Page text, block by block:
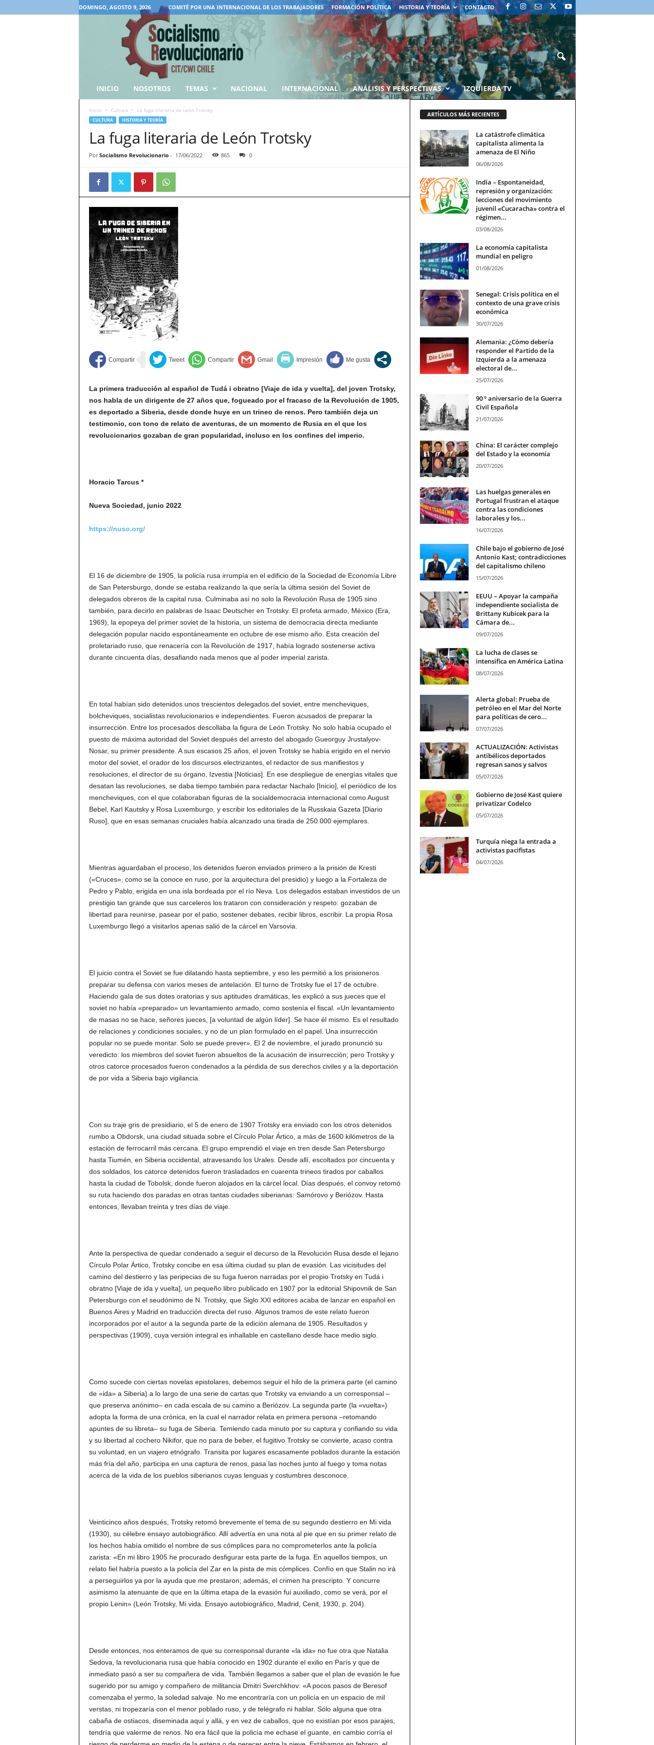
DOMINGO, AGOSTO 9, 2026 COMITÉ POR UNA INTERNACIONAL DE LOS TRABAJADORES FORMACIÓN POLÍTICA HISTORIA Y TEORÍA CONTACTO
INICIO NOSOTROS TEMAS NACIONAL INTERNACIONAL ANÁLISIS Y PERSPECTIVAS IZQUIERDA TV
Inicio Cultura La fuga literaria de León Trotsky
CULTURA HISTORIA Y TEORÍA
La fuga literaria de León Trotsky
Por Socialismo Revolucionario- 17/06/2022 865 0
La primera traducción al español de Tudá i obratno [Viaje de ida y vuelta], del joven Trotsky,
nos habla de un dirigente de 27 años que, fogueado por el fracaso de la Revolución de 1905,
es deportado a Siberia, desde donde huye en un trineo de renos. Pero también deja un
testimonio, con tono de relato de aventuras, de un momento de Rusia en el que los
revolucionarios gozaban de gran popularidad, incluso en los confines del imperio.
Horacio Tarcus *
Nueva Sociedad, junio 2022
https://nuso.org/
El 16 de diciembre de 1905, la policía rusa irrumpía en el edificio de la Sociedad de Economía Libre
de San Petersburgo, donde se estaba realizando la que sería la última sesión del Soviet de
delegados obreros de la capital rusa. Culminaba así no solo la Revolución Rusa de 1905 sino
también, para decirlo en palabras de Isaac Deutscher en Trotsky. El profeta armado, México (Era,
1969), la epopeya del primer soviet de la historia, un sistema de democracia directa mediante
delegación popular nacido espontáneamente en octubre de ese mismo año. Esta creación del
proletariado ruso, que renacería con la Revolución de 1917, había logrado sostenerse activa
durante cincuenta días, desafiando nada menos que al poder imperial zarista.
En total habían sido detenidos unos trescientos delegados del soviet, entre mencheviques,
bolcheviques, socialistas revolucionarios e independientes. Fueron acusados de preparar la
insurrección. Entre los procesados descollaba la figura de León Trotsky. No solo había ocupado el
puesto de máxima autoridad del Soviet después del arresto del abogado Gueorguy Jrustalyov-
Nosar, su primer presidente. A sus escasos 25 años, el joven Trotsky se había erigido en el nervio
motor del soviet, el orador de los discursos electrizantes, el redactor de sus manifiestos y
resoluciones, el director de su órgano, Izvestia [Noticias]. En ese despliegue de energías vitales que
desatan las revoluciones, se daba tiempo también para redactar Nachalo [Inicio], el periódico de los
mencheviques, con el que colaboraban figuras de la socialdemocracia internacional como August
Bebel, Karl Kautsky y Rosa Luxemburgo, y escribir los editoriales de la Russkaia Gazeta [Diario
Ruso], que en esas semanas cruciales había alcanzado una tirada de 250.000 ejemplares.
Mientras aguardaban el proceso, los detenidos fueron enviados primero a la prisión de Kresti
(«Cruces», como se la conoce en ruso, por la arquitectura del presidio) y luego a la Fortaleza de
Pedro y Pablo, erigida en una isla bordeada por el río Neva. Los delegados estaban investidos de un
prestigio tan grande que sus carceleros los trataron con consideración y respeto: gozaban de
libertad para reunirse, pasear por el patio, sostener debates, recibir libros, escribir. La propia Rosa
Luxemburgo llegó a visitarlos apenas salió de la cárcel en Varsovia.
El juicio contra el Soviet se fue dilatando hasta septiembre, y eso les permitió a los prisioneros
preparar su defensa con varios meses de antelación. El turno de Trotsky fue el 17 de octubre.
Haciendo gala de sus dotes oratorias y sus aptitudes dramáticas, les explicó a sus jueces que el
soviet no había «preparado» un levantamiento armado, como sostenía el fiscal. «Un levantamiento
de masas no se hace, señores jueces, [a voluntad de algún líder]. Se hace él mismo. Es el resultado
de relaciones y condiciones sociales, y no de un plan formulado en el papel. Una insurrección
popular no se puede montar. Solo se puede prever». El 2 de noviembre, el jurado pronunció su
veredicto: los miembros del soviet fueron absueltos de la acusación de insurrección; pero Trotsky y
otros catorce procesados fueron condenados a la pérdida de sus derechos civiles y a la deportación
de por vida a Siberia bajo vigilancia.
Con su traje gris de presidiario, el 5 de enero de 1907 Trotsky era enviado con los otros detenidos
rumbo a Obdorsk, una ciudad situada sobre el Círculo Polar Ártico, a más de 1600 kilómetros de la
estación de ferrocarril más cercana. El grupo emprendió el viaje en tren desde San Petersburgo
hasta Tiumén, en Siberia occidental, atravesando los Urales. Desde allí, escoltados por cincuenta y
dos soldados, los catorce detenidos fueron trasladados en cuarenta trineos tirados por caballos
hasta la ciudad de Tobolsk, donde fueron alojados en la cárcel local. Días después, el convoy retomó
su ruta haciendo dos paradas en otras tantas ciudades siberianas: Samórovo y Beriózov. Hasta
entonces, llevaban treinta y tres días de viaje.
Ante la perspectiva de quedar condenado a seguir el decurso de la Revolución Rusa desde el lejano
Círculo Polar Ártico, Trotsky concibe en esa última ciudad su plan de evasión. Las vicisitudes del
camino del destierro y las peripecias de su fuga fueron narradas por el propio Trotsky en Tudá i
obratno [Viaje de ida y vuelta], un pequeño libro publicado en 1907 por la editorial Shipovnik de San
Petersburgo con el seudónimo de N. Trotsky, que Siglo XXI editores acaba de lanzar en español en
Buenos Aires y Madrid en traducción directa del ruso. Algunos tramos de este relato fueron
incorporados por el autor a la segunda parte de la edición alemana de 1905. Resultados y
perspectivas (1909), cuya versión integral es inhallable en castellano desde hace medio siglo.
Como sucede con ciertas novelas epistolares, debemos seguir el hilo de la primera parte (el camino
de «ida» a Siberia) a lo largo de una serie de cartas que Trotsky va enviando a un corresponsal –
que preserva anónimo– en cada escala de su camino a Beriózov. La segunda parte (la «vuelta»)
adopta la forma de una crónica, en la cual el narrador relata en primera persona –retomando
apuntes de su libreta– su fuga de Siberia. Temiendo cada minuto por su captura y confiando su vida
y su libertad al cochero Nikifor, que no para de beber, el fugitivo Trotsky se convierte, acaso contra
su voluntad, en un viajero etnógrafo. Transita por lugares escasamente poblados durante la estación
más fría del año, participa en una captura de renos, pasa las noches junto al fuego y toma notas
acerca de la vida de los pueblos siberianos cuyas lenguas y costumbres desconoce.
Veinticinco años después, Trotsky retomó brevemente el tema de su segundo destierro en Mi vida
(1930), su célebre ensayo autobiográfico. Allí advertía en una nota al pie que en su primer relato de
los hechos había omitido el nombre de sus cómplices para no comprometerlos ante la policía
zarista: «En mi libro 1905 he procurado desfigurar esta parte de la fuga. En aquellos tiempos, un
relato fiel habría puesto a la policía del Zar en la pista de mis cómplices. Confío en que Stalin no irá
a perseguirlos ya por la ayuda que me prestaron; además, el crimen ha prescripto. Y concurre
asimismo la atenuante de que en la última etapa de la evasión fui auxiliado, como se verá, por el
propio Lenin» (León Trotsky, Mi vida. Ensayo autobiográfico, Madrid, Cenit, 1930, p. 204).
Desde entonces, nos enteramos de que su corresponsal durante «la ida» no fue otra que Natalia
Sedova, la revolucionaria rusa que había conocido en 1902 durante el exilio en París y que de
inmediato pasó a ser su compañera de vida. También llegamos a saber que el plan de evasión le fue
sugerido por su amigo y compañero de militancia Dmitri Sverchkhov: «A pocos pasos de Beresof
comenzaba el yermo, la soledad salvaje. No me encontraría con un policía en un espacio de mil
verstas, ni tropezaría con el menor poblado ruso, y de telégrafo ni hablar. Sólo alguna que otra
cabaña de ostiacos, diseminada aquí y allá, y en vez de caballos, que no existían por esos parajes,
tendría que valerme de renos. No era fácil que la policía me echase el guante, en cambio corría el
ARTÍCULOS MÁS RECIENTES
La catástrofe climática
capitalista alimenta la
amenaza de El Niño
06/08/2026
India – Espontaneidad,
represión y organización:
lecciones del movimiento
juvenil «Cucaracha» contra el
régimen...
03/08/2026
La economía capitalista
mundial en peligro
01/08/2026
Senegal: Crisis política en el
contexto de una grave crisis
económica
30/07/2026
Alemania: ¿Cómo debería
responder el Partido de la
Izquierda a la amenaza
electoral de...
25/07/2026
90 º aniversario de la Guerra
Civil Española
21/07/2026
China: El carácter complejo
del Estado y la economía
20/07/2026
Las huelgas generales en
Portugal frustran el ataque
contra las condiciones
laborales y los...
16/07/2026
Chile bajo el gobierno de José
Antonio Kast; contradicciones
del capitalismo chileno
15/07/2026
EEUU – Apoyar la campaña
independiente socialista de
Brittany Kubicek para la
Cámara de...
09/07/2026
La lucha de clases se
intensifica en América Latina
08/07/2026
Alerta global: Prueba de
petróleo en el Mar del Norte
para políticas de cero...
07/07/2026
ACTUALIZACIÓN: Activistas
antibélicos deportados
regresan sanos y salvos
05/07/2026
Gobierno de José Kast quiere
privatizar Codelco
05/07/2026
Turquía niega la entrada a
activistas pacifistas
04/07/2026